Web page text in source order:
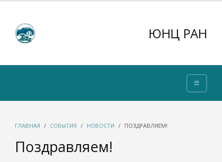
ЮНЦ РАН
ГЛАВНАЯ СОБЫТИЯ НОВОСТИ ПОЗДРАВЛЯЕМ!
Поздравляем!